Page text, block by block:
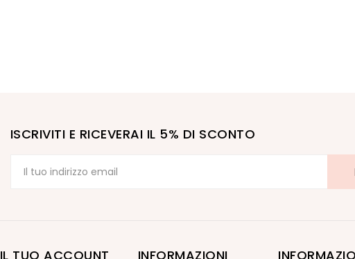
ISCRIVITI E RICEVERAI IL 5% DI SCONTO
IL TUO ACCOUNT INFORMAZIONI